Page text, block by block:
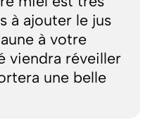
à ajouter le jus
à votre
viendra réveiller
une belle